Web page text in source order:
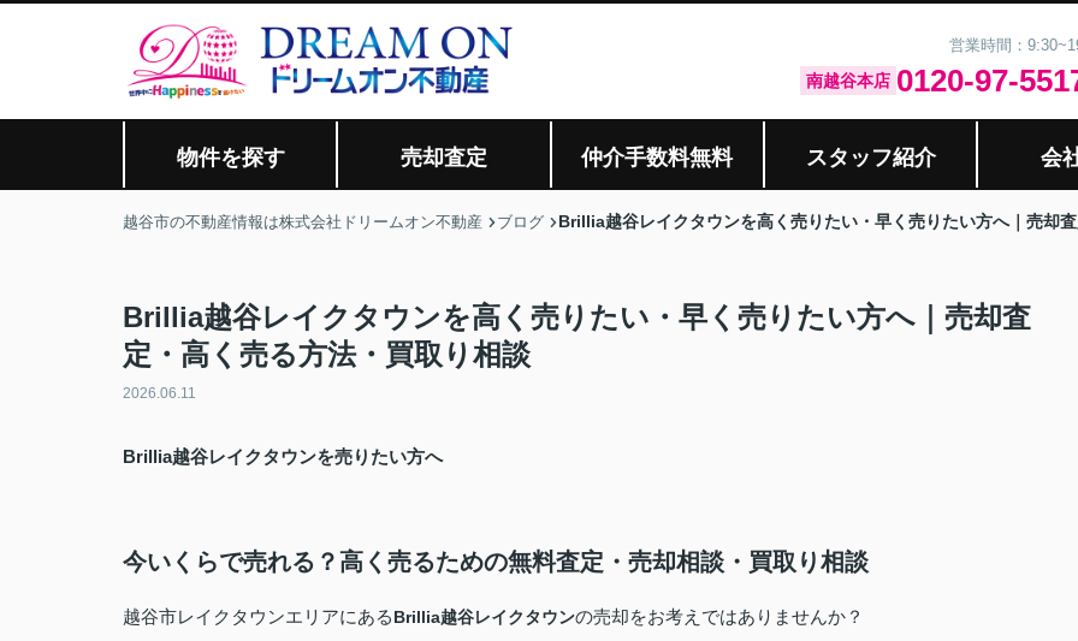
営業時間：
南越谷本店 0120-97-
物件を探す 売却査定 仲介手数料無料 スタッフ紹介 会
越谷市の不動産情報は株式会社ドリームオン不動産 ブログ Brillia越谷レイクタウンを高く売りたい・早く売りたい方へ｜売却
Brillia越谷レイクタウンを高く売りたい・早く売りたい方へ｜売却査
定・高く売る方法・買取り相談
2026.06.11
Brillia越谷レイクタウンを売りたい方へ
今いくらで売れる？高く売るための無料査定・売却相談・買取り相談
越谷市レイクタウンエリアにあるBrillia越谷レイクタウンの売却をお考えではありませんか？